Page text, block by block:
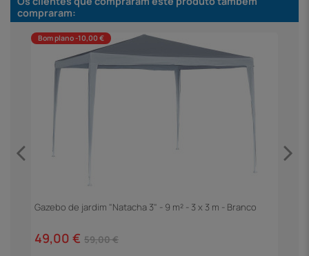
compraram:
Bom plano -10,00 €
Gazebo de jardim "Natacha 3" - 9 m² - 3 x 3 m - Branco
49,00 € 59,00 €